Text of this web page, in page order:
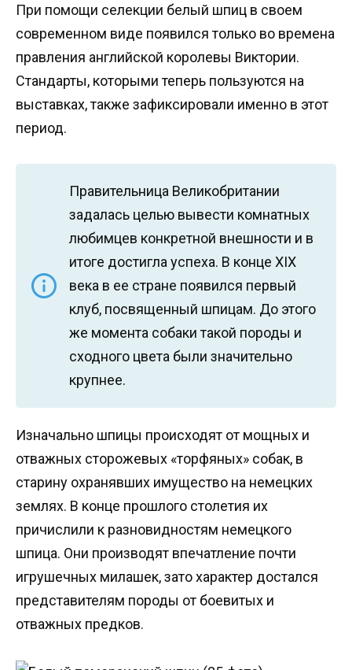
При помощи селекции белый шпиц в своем
современном виде появился только во времена
правления английской королевы Виктории.
Стандарты, которыми теперь пользуются на
выставках, также зафиксировали именно в этот
период.
Правительница Великобритании
задалась целью вывести комнатных
любимцев конкретной внешности и в
итоге достигла успеха. В конце XIX
века в ее стране появился первый
клуб, посвященный шпицам. До этого
же момента собаки такой породы и
сходного цвета были значительно
крупнее.
Изначально шпицы происходят от мощных и
отважных сторожевых «торфяных» собак, в
старину охранявших имущество на немецких
землях. В конце прошлого столетия их
причислили к разновидностям немецкого
шпица. Они производят впечатление почти
игрушечных милашек, зато характер достался
представителям породы от боевитых и
отважных предков.